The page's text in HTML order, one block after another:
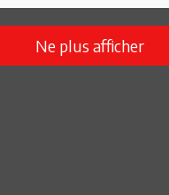
Ne plus afficher